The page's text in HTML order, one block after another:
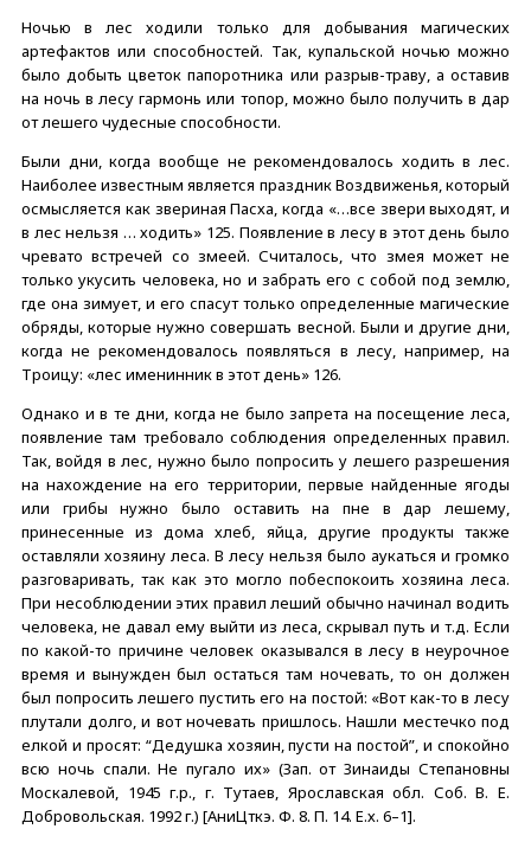
Ночью в лес ходили только для добывания магических
артефактов или способностей. Так, купальской ночью можно
было добыть цветок папоротника или разрыв-траву, а оставив
на ночь в лесу гармонь или топор, можно было получить в дар
от лешего чудесные способности.
Были дни, когда вообще не рекомендовалось ходить в лес.
Наиболее известным является праздник Воздвиженья, который
осмысляется как звериная Пасха, когда «…все звери выходят, и
в лес нельзя … ходить» 125. Появление в лесу в этот день было
чревато встречей со змеей. Считалось, что змея может не
только укусить человека, но и забрать его с собой под землю,
где она зимует, и его спасут только определенные магические
обряды, которые нужно совершать весной. Были и другие дни,
когда не рекомендовалось появляться в лесу, например, на
Троицу: «лес именинник в этот день» 126.
Однако и в те дни, когда не было запрета на посещение леса,
появление там требовало соблюдения определенных правил.
Так, войдя в лес, нужно было попросить у лешего разрешения
на нахождение на его территории, первые найденные ягоды
или грибы нужно было оставить на пне в дар лешему,
принесенные из дома хлеб, яйца, другие продукты также
оставляли хозяину леса. В лесу нельзя было аукаться и громко
разговаривать, так как это могло побеспокоить хозяина леса.
При несоблюдении этих правил леший обычно начинал водить
человека, не давал ему выйти из леса, скрывал путь и т.д. Если
по какой-то причине человек оказывался в лесу в неурочное
время и вынужден был остаться там ночевать, то он должен
был попросить лешего пустить его на постой: «Вот как-то в лесу
плутали долго, и вот ночевать пришлось. Нашли местечко под
елкой и просят: “Дедушка хозяин, пусти на постой”, и спокойно
всю ночь спали. Не пугало их» (Зап. от Зинаиды Степановны
Москалевой, 1945 г.р., г. Тутаев, Ярославская обл. Соб. В. Е.
Добровольская. 1992 г.) [АниЦткэ. Ф. 8. П. 14. Е.х. 6–1].